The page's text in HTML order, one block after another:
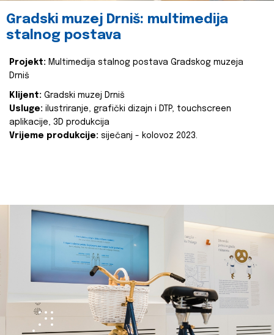
Gradski muzej Drniš: multimedija
stalnog postava
Projekt: Multimedija stalnog postava Gradskog muzeja
Drniš
Klijent: Gradski muzej Drniš
Usluge: ilustriranje, grafički dizajn i DTP, touchscreen
aplikacije, 3D produkcija
Vrijeme produkcije: siječanj - kolovoz 2023.